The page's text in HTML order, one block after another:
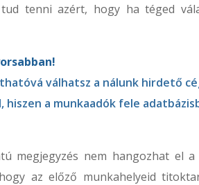
tenni azért, hogy ha téged
válhatsz a nálunk hirdető
a munkaadók fele
megjegyzés nem hangozhat el
az előző munkahelyeid